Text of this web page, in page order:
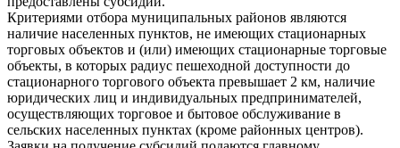
Критериями отбора муниципальных районов являются
наличие населенных пунктов, не имеющих стационарных
торговых объектов и (или) имеющих стационарные торговые
объекты, в которых радиус пешеходной доступности до
стационарного торгового объекта превышает 2 км, наличие
юридических лиц и индивидуальных предпринимателей,
осуществляющих торговое и бытовое обслуживание в
сельских населенных пунктах (кроме районных центров).